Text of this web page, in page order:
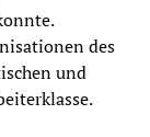
des
und